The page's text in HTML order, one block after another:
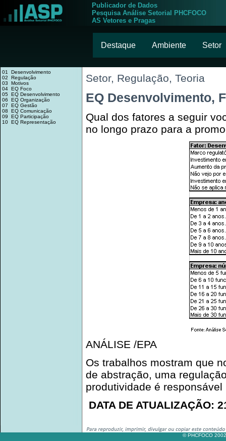
Publicador de Dados
Pesquisa Análise Setorial PHCFOCO
AS Vetores e Pragas
Destaque Ambiente Setor
01 Desenvolvimento
02 Regulação
03 Motivos
04 EQ Foco
05 EQ Desenvolvimento
06 EQ Organização
07 EQ Gestão
08 EQ Comunicação
09 EQ Participação
10 EQ Representação
Setor, Regulação, Teoria
EQ Desenvolvimento,
Qual dos fatores a seguir
no longo prazo para a
ANÁLISE /EPA
Os trabalhos mostram que
de abstração, uma
produtividade é
DATA DE ATUALIZAÇÃO:
© PHCFOCO